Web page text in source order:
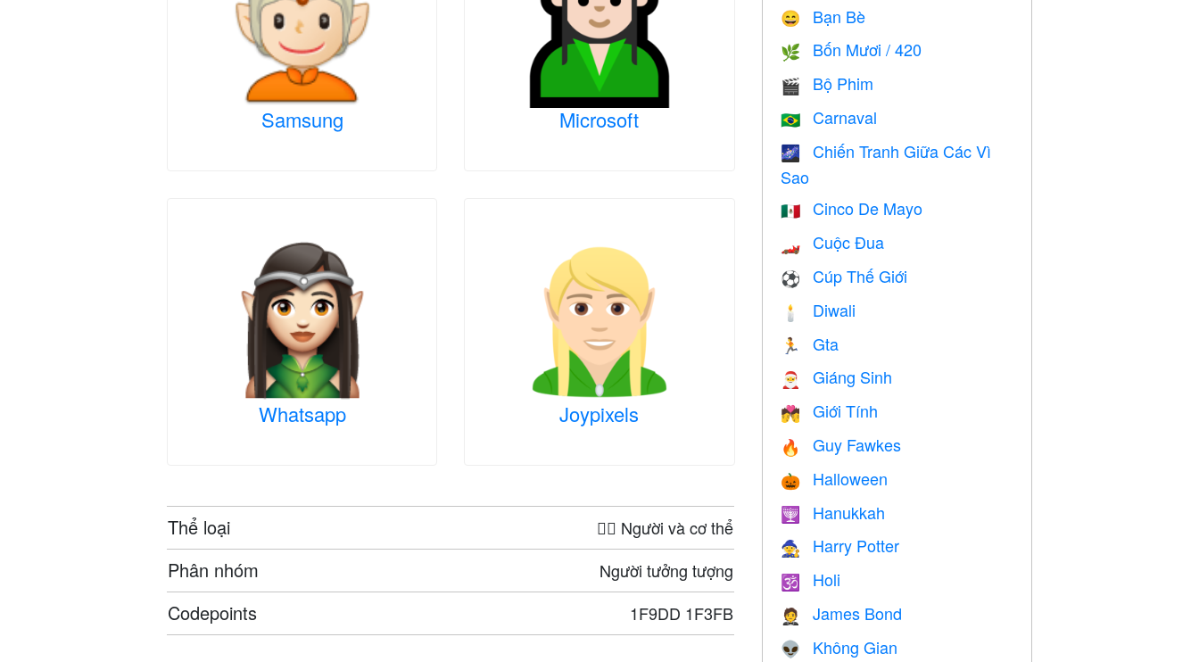
Samsung Microsoft
Whatsapp Joypixels
Thể loại 🤦‍♀️ Người và cơ thể
Phân nhóm Người tưởng tượng
Codepoints 1F9DD 1F3FB
😄 Bạn Bè
🌿 Bốn Mươi / 420
🎬 Bộ Phim
🇧🇷 Carnaval
🌌
Chiến Tranh Giữa Các Vì
Sao
🇲🇽 Cinco De Mayo
🏎 Cuộc Đua
⚽ Cúp Thế Giới
🕯 Diwali
🏃 Gta
🎅 Giáng Sinh
💏 Giới Tính
🔥 Guy Fawkes
🎃 Halloween
🕎 Hanukkah
🧙 Harry Potter
🕉 Holi
🤵 James Bond
👽 Không Gian